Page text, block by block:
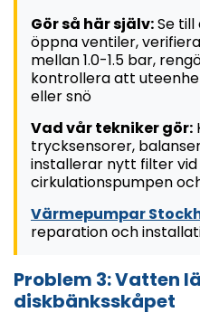
Gör så här själv:Se
öppna ventiler,
mellan 1.0-1.5 bar,
kontrollera att
eller snö
Vad vår tekniker gör:
trycksensorer,
installerar nytt filter
cirkulationspumpen
Värmepumpar
reparation och
Problem 3: Vatten
diskbänksskåpet